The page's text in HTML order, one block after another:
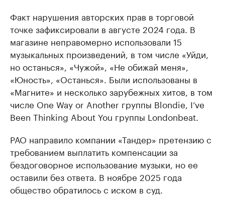
Факт нарушения авторских прав в торговой
точке зафиксировали в августе 2024 года. В
магазине неправомерно использовали 15
музыкальных произведений, в том числе «Уйди,
но останься», «Чужой», «Не обижай меня»,
«Юность», «Останься». Были использованы в
«Магните» и несколько зарубежных хитов, в том
числе One Way or Another группы Blondie, I’ve
Been Thinking About You группы Londonbeat.
РАО направило компании «Тандер» претензию с
требованием выплатить компенсации за
бездоговорное использование музыки, но ее
оставили без ответа. В ноябре 2025 года
общество обратилось с иском в суд.